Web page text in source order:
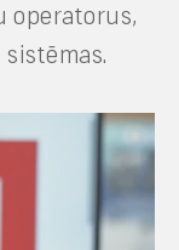
operatorus,